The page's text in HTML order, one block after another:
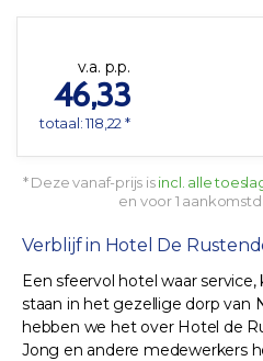
v.a. p.p.
46,33
totaal: 118,22 *
* Deze vanaf-prijs isincl. alle
en voor 1
Verblijf in Hotel De
Een sfeervol hotel waar
staan in het gezellige dorp van
hebben we het over Hotel de
Jong en andere medewerkers